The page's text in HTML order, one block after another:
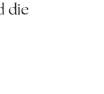
die